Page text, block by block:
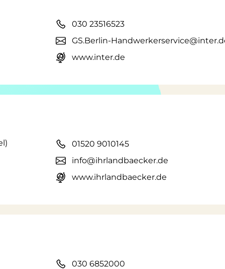
030 23516523
GS.Berlin-
www.inter.de
01520 9010145
info@ihrlandbaecker.de
www.ihrlandbaecker.de
030 6852000